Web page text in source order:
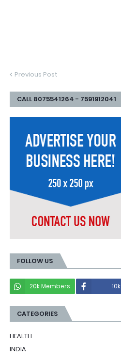
Previous Post
CALL 8075541264 - 7591912041
FOLLOW US
20k Members 10k
CATEGORIES
HEALTH
INDIA